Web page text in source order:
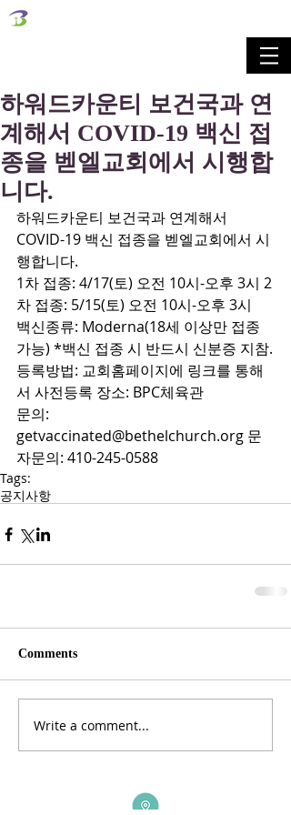
하워드카운티 보건국과 연
계해서 COVID-19 백신 접
종을 벧엘교회에서 시행합
니다.
하워드카운티 보건국과 연계해서
COVID-19 백신 접종을 벧엘교회에서 시
행합니다.
1차 접종: 4/17(토) 오전 10시-오후 3시 2
차 접종: 5/15(토) 오전 10시-오후 3시
백신종류: Moderna(18세 이상만 접종
가능) *백신 접종 시 반드시 신분증 지참.
등록방법: 교회홈페이지에 링크를 통해
서 사전등록 장소: BPC체육관
문의:
getvaccinated@bethelchurch.org 문
자문의: 410-245-0588
Tags:
공지사항
Comments
Write a comment...